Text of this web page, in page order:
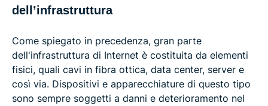
dell’infrastruttura
Come spiegato in precedenza, gran parte
dell'infrastruttura di Internet è costituita da elementi
fisici, quali cavi in fibra ottica, data center, server e
così via. Dispositivi e apparecchiature di questo tipo
sono sempre soggetti a danni e deterioramento nel